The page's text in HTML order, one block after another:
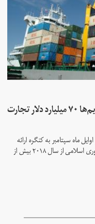
گزارش دولت آمریکا به کنگره: تحریم‌ها ۷۰ میلیارد دلار تجارت
ماه سپتامبر به کنگره ارائه
شد، تحریم‌های دولت دونالد ترامپ علیه جمهوری اسلامی از سال ۲۰۱۸ بیش از